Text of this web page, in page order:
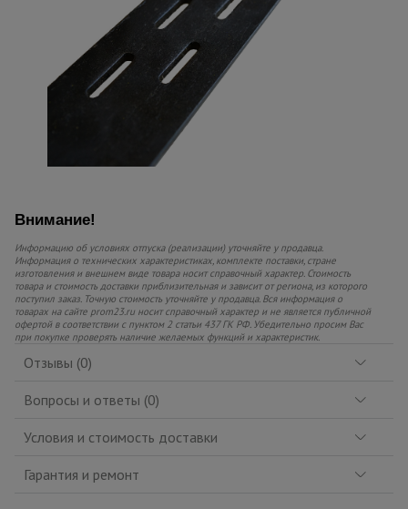
Внимание!
Информацию об условиях отпуска (реализации) уточняйте у продавца.
Информация о технических характеристиках, комплекте поставки, стране
изготовления и внешнем виде товара носит справочный характер. Стоимость
товара и стоимость доставки приблизительная и зависит от региона, из которого
поступил заказ. Точную стоимость уточняйте у продавца. Вся информация о
товарах на сайте prom23.ru носит справочный характер и не является публичной
офертой в соответствии с пунктом 2 статьи 437 ГК РФ. Убедительно просим Вас
при покупке проверять наличие желаемых функций и характеристик.
Отзывы (0)
Вопросы и ответы (0)
Условия и стоимость доставки
Гарантия и ремонт